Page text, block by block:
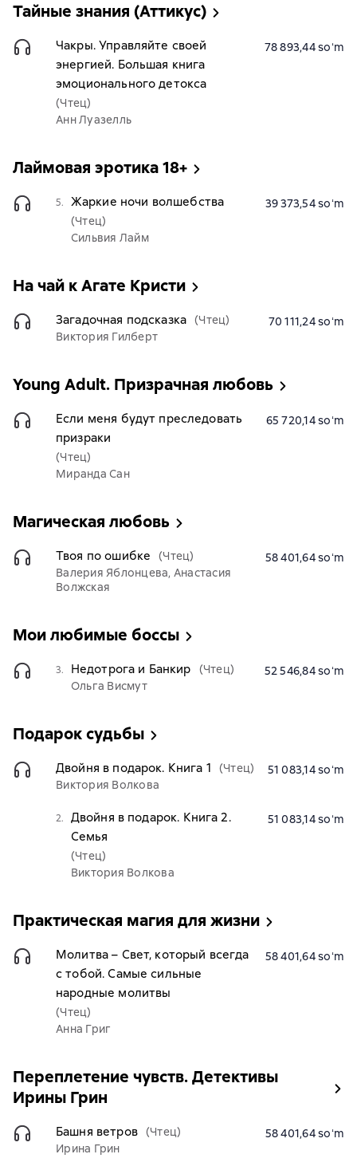
Тайные знания (Аттикус)
Чакры. Управляйте своей
энергией. Большая книга
эмоционального детокса
(Чтец)
Анн Луазелль
78 893,44 soʻm
Лаймовая эротика 18+
5. Жаркие ночи волшебства
(Чтец)
Сильвия Лайм
39 373,54 soʻm
На чай к Агате Кристи
Загадочная подсказка (Чтец)
Виктория Гилберт
70 111,24 soʻm
Young Adult. Призрачная любовь
Если меня будут преследовать
призраки
(Чтец)
Миранда Сан
65 720,14 soʻm
Магическая любовь
Твоя по ошибке
(Чтец)
Валерия Яблонцева, Анастасия
Волжская
58 401,64 soʻm
Мои любимые боссы
3. Недотрога и Банкир
(Чтец)
Ольга Висмут
52 546,84 soʻm
Подарок судьбы
Двойня в подарок. Книга 1
(Чтец)
Виктория Волкова
51 083,14 soʻm
2.
Двойня в подарок. Книга 2.
Семья
(Чтец)
Виктория Волкова
51 083,14 soʻm
Практическая магия для жизни
Молитва – Свет, который всегда
с тобой. Самые сильные
народные молитвы
(Чтец)
Анна Григ
58 401,64 soʻm
Переплетение чувств. Детективы
Ирины Грин
Башня ветров (Чтец)
Ирина Грин
58 401,64 soʻm